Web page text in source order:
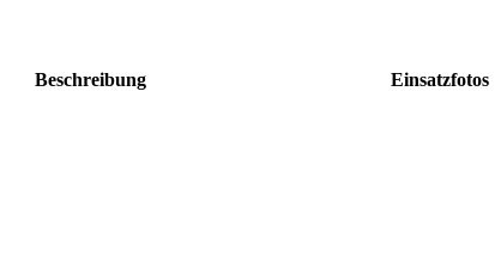
Beschreibung Einsatzfotos